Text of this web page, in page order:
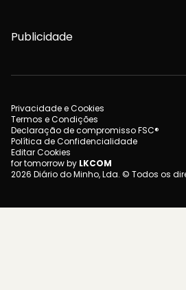
Publicidade
Privacidade e Cookies
Termos e Condições
Declaração de compromisso FSC®
Política de Confidencialidade
Editar Cookies
for tomorrow by LKCOM
2026 Diário do Minho, Lda. © Todos os